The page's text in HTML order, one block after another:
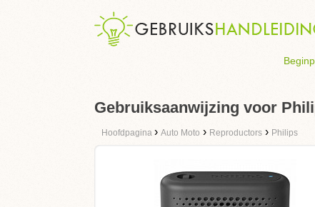
Gebruiksaanwijzing voor
Hoofdpagina › Auto Moto › Reproductors › Philips